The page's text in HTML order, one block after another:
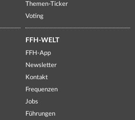
Themen-Ticker
Voting
FFH-WELT
FFH-App
Newsletter
Kontakt
Frequenzen
Jobs
Führungen